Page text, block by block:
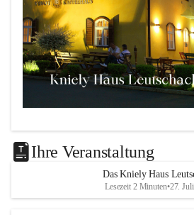
in unserem wunderschönen
Unsere Highlights:
Ihre Veranstaltung
Das Kniely Haus
Lesezeit 2 Minuten•27.